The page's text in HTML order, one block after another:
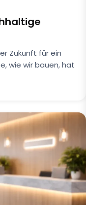
Zukunft für ein
wie wir bauen, hat